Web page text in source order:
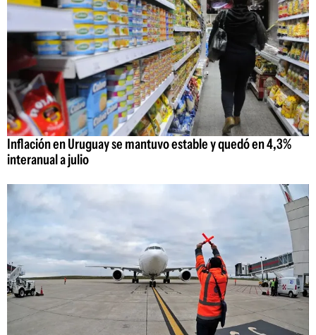
Inflación en Uruguay se mantuvo estable y quedó en 4,3%
interanual a julio